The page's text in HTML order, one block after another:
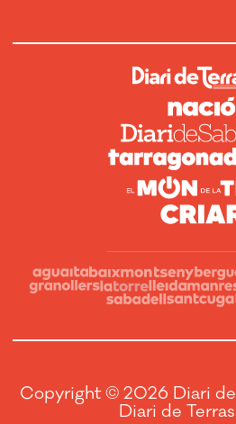
Copyright © 2026 Diari
Diari de